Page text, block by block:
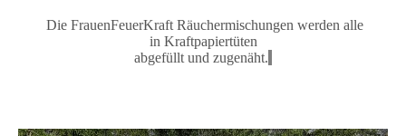
Die FrauenFeuerKraft Räuchermischungen werden alle
in Kraftpapiertüten
abgefüllt und zugenäht.